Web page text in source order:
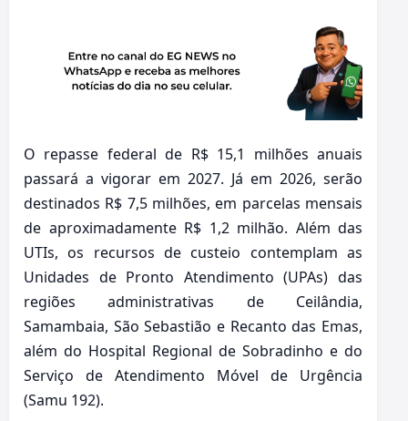
O repasse federal de R$ 15,1 milhões anuais
passará a vigorar em 2027. Já em 2026, serão
destinados R$ 7,5 milhões, em parcelas mensais
de aproximadamente R$ 1,2 milhão. Além das
UTIs, os recursos de custeio contemplam as
Unidades de Pronto Atendimento (UPAs) das
regiões administrativas de Ceilândia,
Samambaia, São Sebastião e Recanto das Emas,
além do Hospital Regional de Sobradinho e do
Serviço de Atendimento Móvel de Urgência
(Samu 192).